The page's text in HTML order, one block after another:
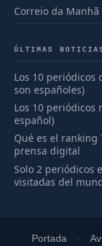
Correio da Manhã
ÚLTIMAS
Los 10 periódicos
son españoles)
Los 10 periódicos
español)
Qué es el ranking
prensa digital
Solo 2 periódicos
visitadas del
Portada